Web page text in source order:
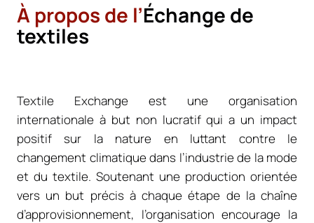
À propos de l’Échange de
textiles
Textile Exchange est une organisation
internationale à but non lucratif qui a un impact
positif sur la nature en luttant contre le
changement climatique dans l’industrie de la mode
et du textile. Soutenant une production orientée
vers un but précis à chaque étape de la chaîne
d’approvisionnement, l’organisation encourage la